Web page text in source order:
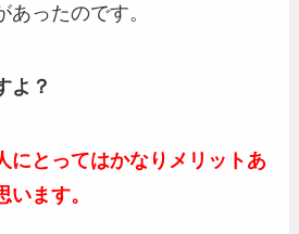
あったのです。
よ？
にとってはかなりメリットあ
います。